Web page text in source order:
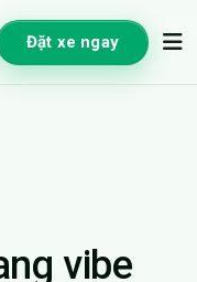
Đặt xe ngay
vibe